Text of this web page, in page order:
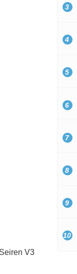
V3
3
4
5
6
7
8
9
10